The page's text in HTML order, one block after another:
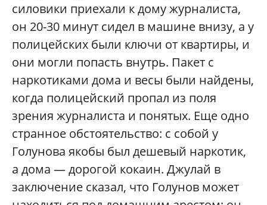
силовики приехали к дому журналиста,
он 20-30 минут сидел в машине внизу, а у
полицейских были ключи от квартиры, и
они могли попасть внутрь. Пакет с
наркотиками дома и весы были найдены,
когда полицейский пропал из поля
зрения журналиста и понятых. Еще одно
странное обстоятельство: с собой у
Голунова якобы был дешевый наркотик,
а дома — дорогой кокаин. Джулай в
заключение сказал, что Голунов может